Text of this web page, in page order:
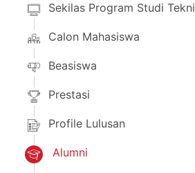
Sekilas Program Studi
Calon Mahasiswa
Beasiswa
Prestasi
Profile Lulusan
Alumni